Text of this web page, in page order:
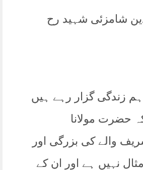
شامزئی شہید رح
زندگی گزار رہے ہیں
حضرت مولانا
والے کی بزرگی اور
نہیں ہے اور ان کے